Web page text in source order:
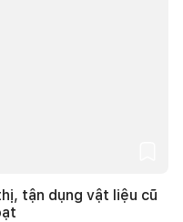
tận dụng vật liệu cũ